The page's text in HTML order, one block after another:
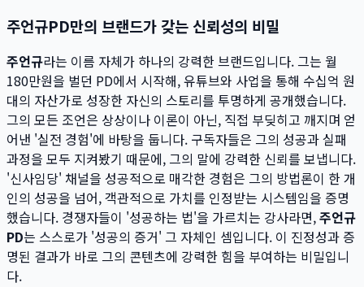
주언규PD만의 브랜드가 갖는 신뢰성의 비밀
주언규라는 이름 자체가 하나의 강력한 브랜드입니다. 그는 월
180만원을 벌던 PD에서 시작해, 유튜브와 사업을 통해 수십억 원
대의 자산가로 성장한 자신의 스토리를 투명하게 공개했습니다.
그의 모든 조언은 상상이나 이론이 아닌, 직접 부딪히고 깨지며 얻
어낸 '실전 경험'에 바탕을 둡니다. 구독자들은 그의 성공과 실패
과정을 모두 지켜봤기 때문에, 그의 말에 강력한 신뢰를 보냅니다.
'신사임당' 채널을 성공적으로 매각한 경험은 그의 방법론이 한 개
인의 성공을 넘어, 객관적으로 가치를 인정받는 시스템임을 증명
했습니다. 경쟁자들이 '성공하는 법'을 가르치는 강사라면,주언규
PD는 스스로가 '성공의 증거' 그 자체인 셈입니다. 이 진정성과 증
명된 결과가 바로 그의 콘텐츠에 강력한 힘을 부여하는 비밀입니
다.